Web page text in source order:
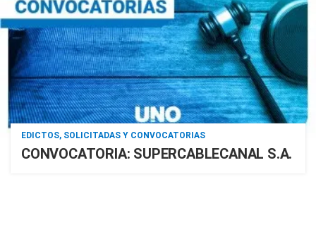
EDICTOS, SOLICITADAS Y CONVOCATORIAS
CONVOCATORIA: SUPERCABLECANAL S.A.